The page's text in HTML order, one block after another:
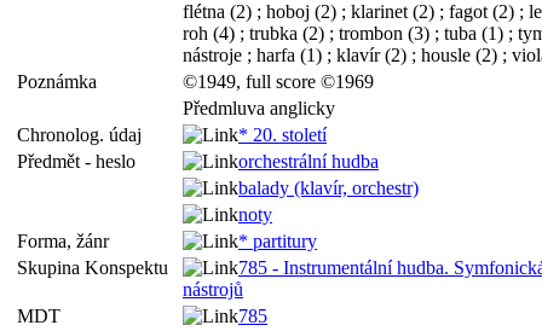
flétna (2) ; hoboj (2) ; klarinet (2) ; fagot (2) ;
roh (4) ; trubka (2) ; trombon (3) ; tuba (1) ;
nástroje ; harfa (1) ; klavír (2) ; housle (2) ;
Poznámka
©1949, full score ©1969
Předmluva anglicky
Chronolog. údaj
* 20. století
Předmět - heslo
orchestrální hudba
balady (klavír, orchestr)
noty
Forma, žánr
* partitury
Skupina Konspektu
785 - Instrumentální hudba.
nástrojů
MDT
785